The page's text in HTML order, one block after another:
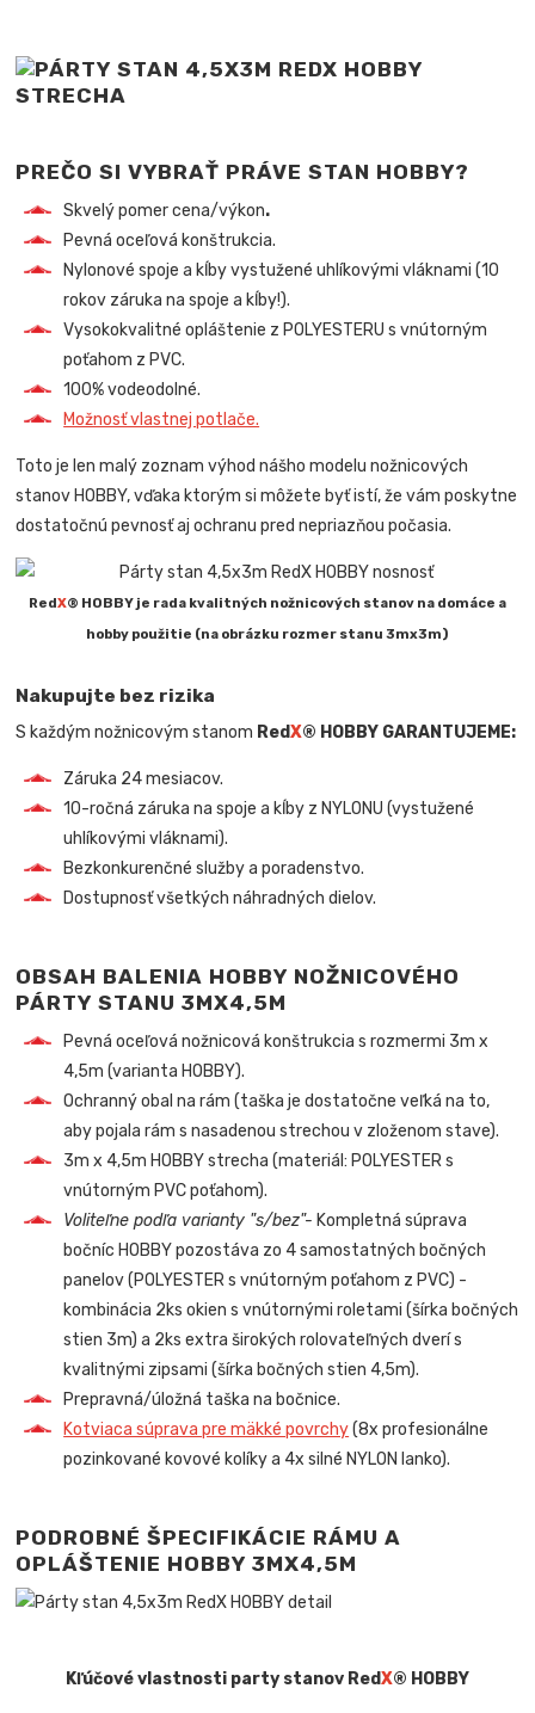
PREČO SI VYBRAŤ PRÁVE STAN HOBBY?
Skvelý pomer cena/výkon.
Pevná oceľová konštrukcia.
Nylonové spoje a kĺby vystužené uhlíkovými vláknami (10
rokov záruka na spoje a kĺby!).
Vysokokvalitné opláštenie z POLYESTERU s vnútorným
poťahom z PVC.
100% vodeodolné.
Možnosť vlastnej potlače.
Toto je len malý zoznam výhod nášho modelu nožnicových
stanov HOBBY, vďaka ktorým si môžete byť istí, že vám poskytne
dostatočnú pevnosť aj ochranu pred nepriazňou počasia.
RedX® HOBBY je rada kvalitných nožnicových stanov na domáce a
hobby použitie (na obrázku rozmer stanu 3mx3m)
Nakupujte bez rizika
S každým nožnicovým stanom RedX® HOBBY GARANTUJEME:
Záruka 24 mesiacov.
10-ročná záruka na spoje a kĺby z NYLONU (vystužené
uhlíkovými vláknami).
Bezkonkurenčné služby a poradenstvo.
Dostupnosť všetkých náhradných dielov.
OBSAH BALENIA HOBBY NOŽNICOVÉHO
PÁRTY STANU 3MX4,5M
Pevná oceľová nožnicová konštrukcia s rozmermi 3m x
4,5m (varianta HOBBY).
Ochranný obal na rám (taška je dostatočne veľká na to,
aby pojala rám s nasadenou strechou v zloženom stave).
3m x 4,5m HOBBY strecha (materiál: POLYESTER s
vnútorným PVC poťahom).
Voliteľne podľa varianty "s/bez"- Kompletná súprava
bočníc HOBBY pozostáva zo 4 samostatných bočných
panelov (POLYESTER s vnútorným poťahom z PVC) -
kombinácia 2ks okien s vnútornými roletami (šírka bočných
stien 3m) a 2ks extra širokých rolovateľných dverí s
kvalitnými zipsami (šírka bočných stien 4,5m).
Prepravná/úložná taška na bočnice.
Kotviaca súprava pre mäkké povrchy(8x profesionálne
pozinkované kovové kolíky a 4x silné NYLON lanko).
PODROBNÉ ŠPECIFIKÁCIE RÁMU A
OPLÁŠTENIE HOBBY 3MX4,5M
Kľúčové vlastnosti party stanov RedX® HOBBY